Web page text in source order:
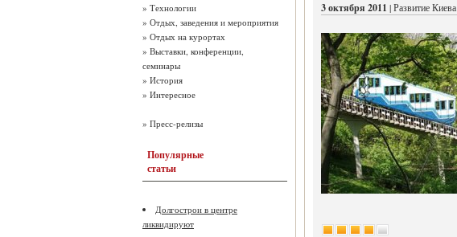
» Технологии
» Отдых, заведения и мероприятия
» Отдых на курортах
» Выставки, конференции,
семинары
» История
» Интересное
» Пресс-релизы
Популярные
статьи
Долгострои в центре
ликвидируют
3 октября 2011 | Развитие Киева